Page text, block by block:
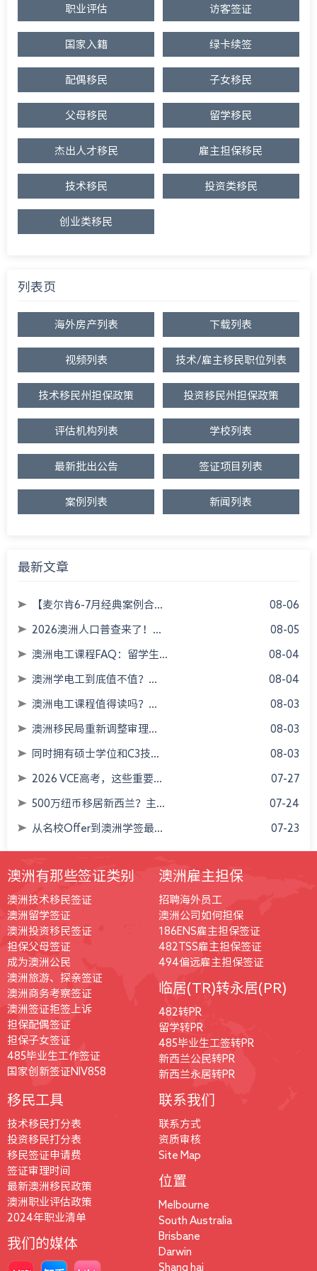
职业评估 访客签证
国家入籍 绿卡续签
配偶移民 子女移民
父母移民 留学移民
杰出人才移民 雇主担保移民
技术移民 投资类移民
创业类移民
列表页
海外房产列表 下载列表
视频列表 技术/雇主移民职位列表
技术移民州担保政策 投资移民州担保政策
评估机构列表 学校列表
最新批出公告 签证项目列表
案例列表 新闻列表
最新文章
【麦尔肯6-7月经典案例合... 08-06
2026澳洲人口普查来了！... 08-05
澳洲电工课程FAQ：留学生... 08-04
澳洲学电工到底值不值？... 08-04
澳洲电工课程值得读吗？... 08-03
澳洲移民局重新调整审理... 08-03
同时拥有硕士学位和C3技... 08-03
2026 VCE高考，这些重要... 07-27
500万纽币移居新西兰？主... 07-24
从名校Offer到澳洲学签最... 07-23
澳洲有那些签证类别
澳洲技术移民签证
澳洲留学签证
澳洲投资移民签证
担保父母签证
成为澳洲公民
澳洲旅游、探亲签证
澳洲商务考察签证
澳洲签证拒签上诉
担保配偶签证
担保子女签证
485毕业生工作签证
国家创新签证NIV858
澳洲雇主担保
招聘海外员工
澳洲公司如何担保
186ENS雇主担保签证
482TSS雇主担保签证
494偏远雇主担保签证
临居(TR)转永居(PR)
482转PR
留学转PR
485毕业生工签转PR
新西兰公民转PR
新西兰永居转PR
移民工具
技术移民打分表
投资移民打分表
移民签证申请费
签证审理时间
最新澳洲移民政策
澳洲职业评估政策
2024年职业清单
我们的媒体
联系我们
联系方式
资质审核
Site Map
位置
Melbourne
South Australia
Brisbane
Darwin
Shang hai